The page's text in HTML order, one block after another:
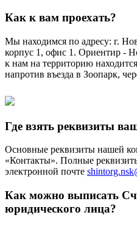
Как к вам проехать?
Мы находимся по адресу: г.
корпус 1, офис 1. Ориентир -
к нам на территорию
напротив въезда в Зоопарк,
Где взять реквизиты
Основные реквизиты нашей
«Контакты». Полные
электронной почте
Как можно выписать
юридического лица?